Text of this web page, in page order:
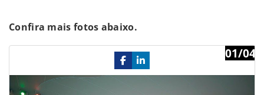
Confira mais fotos abaixo.
01/04
Previous